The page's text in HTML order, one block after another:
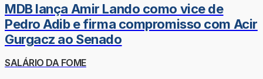
MDB lança Amir Lando como vice de
Pedro Adib e firma compromisso com Acir
Gurgacz ao Senado
SALÁRIO DA FOME